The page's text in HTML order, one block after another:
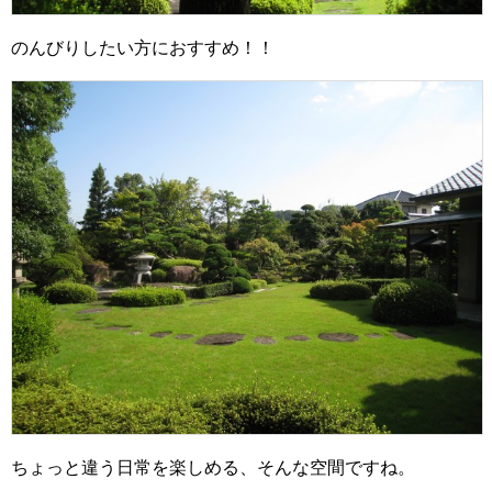
のんびりしたい方におすすめ！！
ちょっと違う日常を楽しめる、そんな空間ですね。